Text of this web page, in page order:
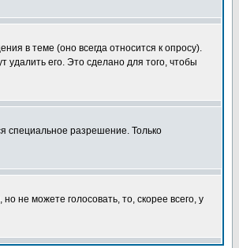
в теме (оно всегда относится к опросу).
удалить его. Это сделано для того, чтобы
специальное разрешение. Только
не можете голосовать, то, скорее всего, у